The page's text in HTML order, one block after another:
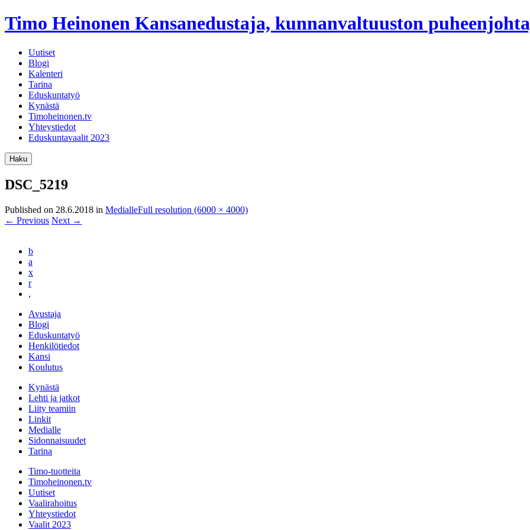
Timo Heinonen Kansanedustaja, kunnanvaltuuston
Uutiset
Blogi
Kalenteri
Tarina
Eduskuntatyö
Kynästä
Timoheinonen.tv
Yhteystiedot
Eduskuntavaalit 2023
Haku
DSC_5219
Published on 28.6.2018 in MedialleFull resolution (6000 × 4000)
← Previous Next →
b
a
x
r
,
Avustaja
Blogi
Eduskuntatyö
Henkilötiedot
Kansi
Koulutus
Kynästä
Lehti ja jatkot
Liity teamiin
Linkit
Medialle
Sidonnaisuudet
Tarina
Timo-tuotteita
Timoheinonen.tv
Uutiset
Vaalirahoitus
Yhteystiedot
Vaalit 2023